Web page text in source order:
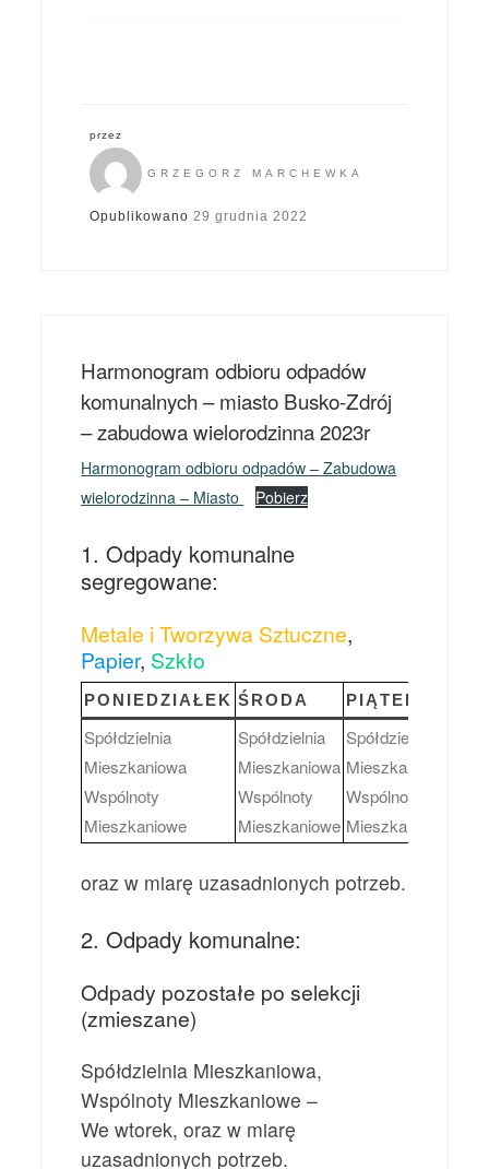
przez
GRZEGORZ MARCHEWKA
Opublikowano 29 grudnia 2022
Harmonogram odbioru odpadów
komunalnych – miasto Busko-Zdrój
– zabudowa wielorodzinna 2023r
Harmonogram odbioru odpadów – Zabudowa
wielorodzinna – Miasto
Pobierz
1. Odpady komunalne
segregowane:
Metale i Tworzywa Sztuczne,
Papier, Szkło
PONIEDZIAŁEK ŚRODA PIĄTEK
Spółdzielnia
Mieszkaniowa
Wspólnoty
Mieszkaniowe
Spółdzielnia
Mieszkaniowa
Wspólnoty
Mieszkaniowe
Spółdzielnia
Mieszkaniowa
Wspólnoty
Mieszkaniowe
oraz w miarę uzasadnionych potrzeb.
2. Odpady komunalne:
Odpady pozostałe po selekcji
(zmieszane)
Spółdzielnia Mieszkaniowa,
Wspólnoty Mieszkaniowe –
We wtorek, oraz w miarę
uzasadnionych potrzeb.